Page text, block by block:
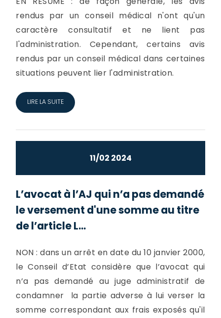
rendus par un conseil médical n'ont qu'un
caractère consultatif et ne lient pas
l'administration. Cependant, certains avis
rendus par un conseil médical dans certaines
situations peuvent lier l'administration.
LIRE LA SUITE
11/02 2024
L’avocat à l’AJ qui n’a pas demandé
le versement d'une somme au titre
de l’article L...
NON : dans un arrêt en date du 10 janvier 2000,
le Conseil d’Etat considère que l’avocat qui
n’a pas demandé au juge administratif de
condamner la partie adverse à lui verser la
somme correspondant aux frais exposés qu'il